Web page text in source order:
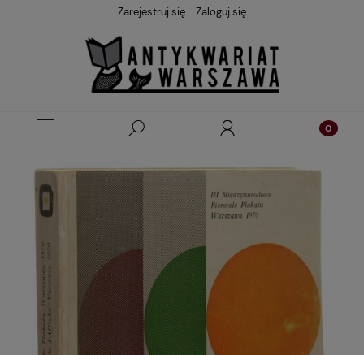
Zarejestruj się Zaloguj się